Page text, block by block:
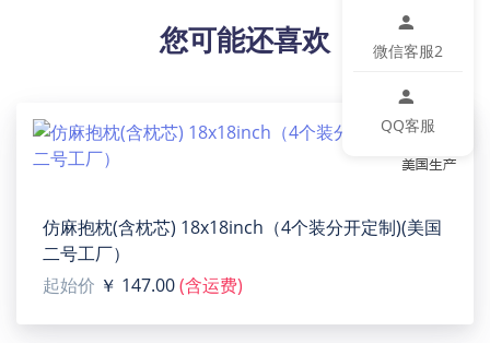
【适用场景】广泛用于家居装饰、宠物进食区域。
【洗涤说明】用湿布或海绵和温和的洗涤剂清洗污垢。
【特别说明】为了物流运输方便，垫子会折叠发货。客
户收到可能会有折痕，放置3-5小时，折痕会消失，请客
户放心购买！
量方法不同，误差在2-4cm内的属于正常现象。
【包装体积】51cm x 12cm x 4cm
设计提示：
印刷区域图片大小：3575 x 3044 or Higher / 150 dpi.
温馨提示：
您可能还喜欢
仿麻抱枕(含枕芯) 18x18inch（4个装分开定制)(美国
二号工厂）
起始价 ￥ 147.00(含运费)
微信客服2
QQ客服